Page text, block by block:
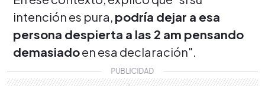
intención es pura, podría dejar a esa
persona despierta a las 2 am pensando
demasiadoen esa declaración".